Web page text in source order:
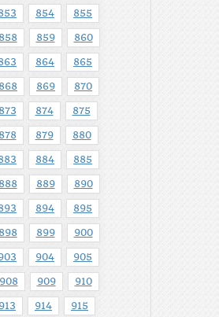
854 855
858 859 860
864 865
868 869 870
873 874 875
878 879 880
884 885
888 889 890
894 895
898 899 900
904 905
908 909 910
913 914 915